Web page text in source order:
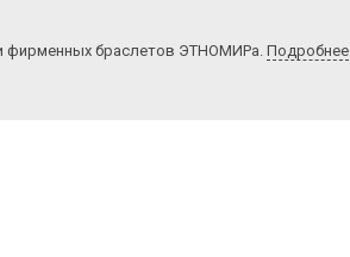
фирменных браслетов ЭТНОМИРа. Подробнее